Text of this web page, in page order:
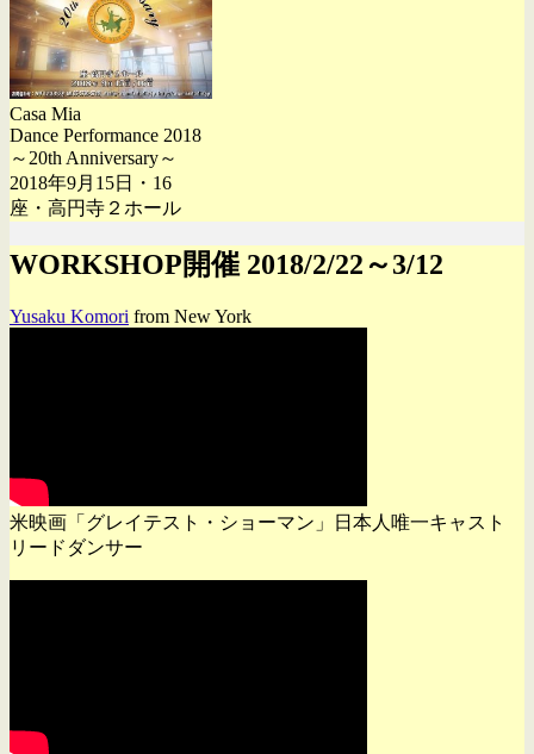
Casa Mia
Dance Performance 2018
～20th Anniversary～
2018年9月15日・16
座・高円寺２ホール
WORKSHOP開催 2018/2/22～3/12
Yusaku Komori from New York
米映画「グレイテスト・ショーマン」日本人唯一キャスト
リードダンサー